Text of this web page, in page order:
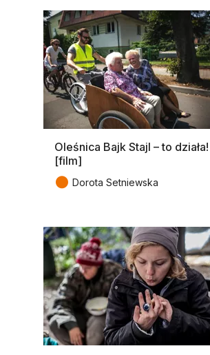
Oleśnica Bajk Stajl – to działa!
[film]
● Dorota Setniewska